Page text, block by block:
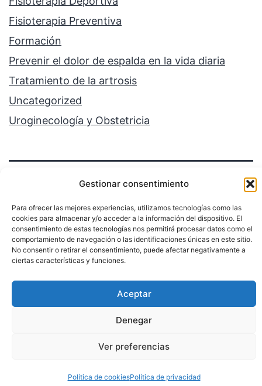
Gestionar consentimiento
Para ofrecer las mejores experiencias, utilizamos tecnologías como las
cookies para almacenar y/o acceder a la información del dispositivo. El
consentimiento de estas tecnologías nos permitirá procesar datos como el
comportamiento de navegación o las identificaciones únicas en este sitio.
No consentir o retirar el consentimiento, puede afectar negativamente a
ciertas características y funciones.
Aceptar
Denegar
Ver preferencias
Política de cookiesPolítica de privacidad
Fisioterapia Preventiva
Formación
Prevenir el dolor de espalda en la vida diaria
Tratamiento de la artrosis
Uncategorized
Uroginecología y Obstetricia
Política de privacidad
Funciona gracias aWordPress.